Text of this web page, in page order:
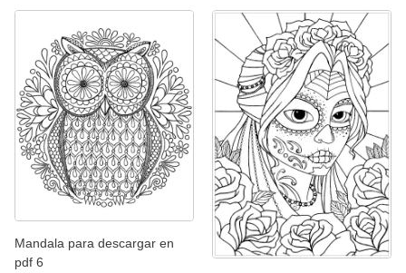
Mandala para descargar en
pdf 6